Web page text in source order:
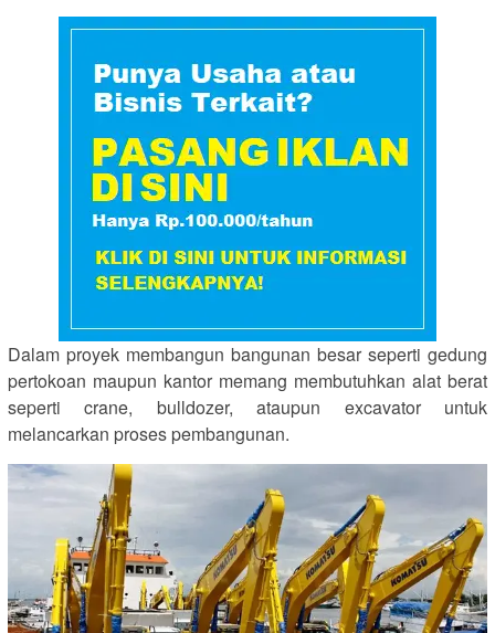
Dalam proyek membangun bangunan besar seperti gedung
pertokoan maupun kantor memang membutuhkan alat berat
seperti crane, bulldozer, ataupun excavator untuk
melancarkan proses pembangunan.